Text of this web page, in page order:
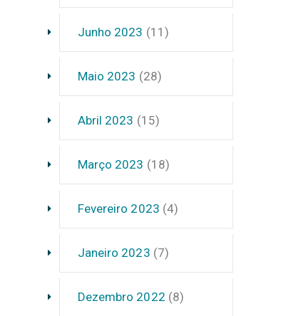
Junho 2023 (11)
Maio 2023 (28)
Abril 2023 (15)
Março 2023 (18)
Fevereiro 2023 (4)
Janeiro 2023 (7)
Dezembro 2022 (8)